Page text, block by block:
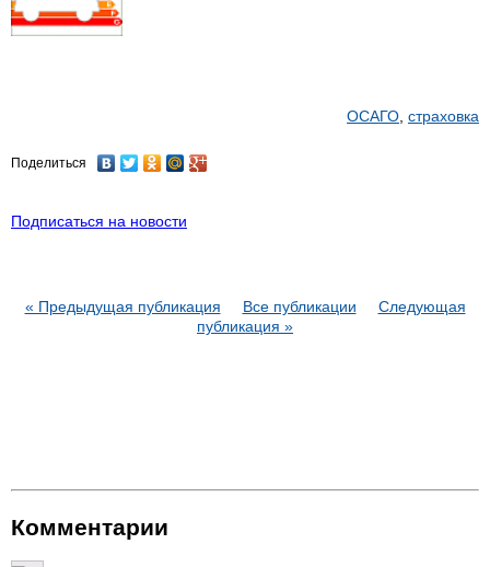
ОСАГО страховка
Поделиться
Подписаться на новости
« Предыдущая публикация Все публикации
Следующая
публикация »
Комментарии